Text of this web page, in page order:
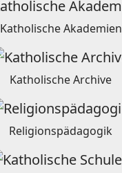
Katholische Akademien
Katholische Archive
Religionspädagogik